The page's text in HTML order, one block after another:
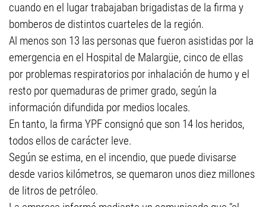
cuando en el lugar trabajaban brigadistas de la firma y
bomberos de distintos cuarteles de la región.
Al menos son 13 las personas que fueron asistidas por la
emergencia en el Hospital de Malargüe, cinco de ellas
por problemas respiratorios por inhalación de humo y el
resto por quemaduras de primer grado, según la
información difundida por medios locales.
En tanto, la firma YPF consignó que son 14 los heridos,
todos ellos de carácter leve.
Según se estima, en el incendio, que puede divisarse
desde varios kilómetros, se quemaron unos diez millones
de litros de petróleo.